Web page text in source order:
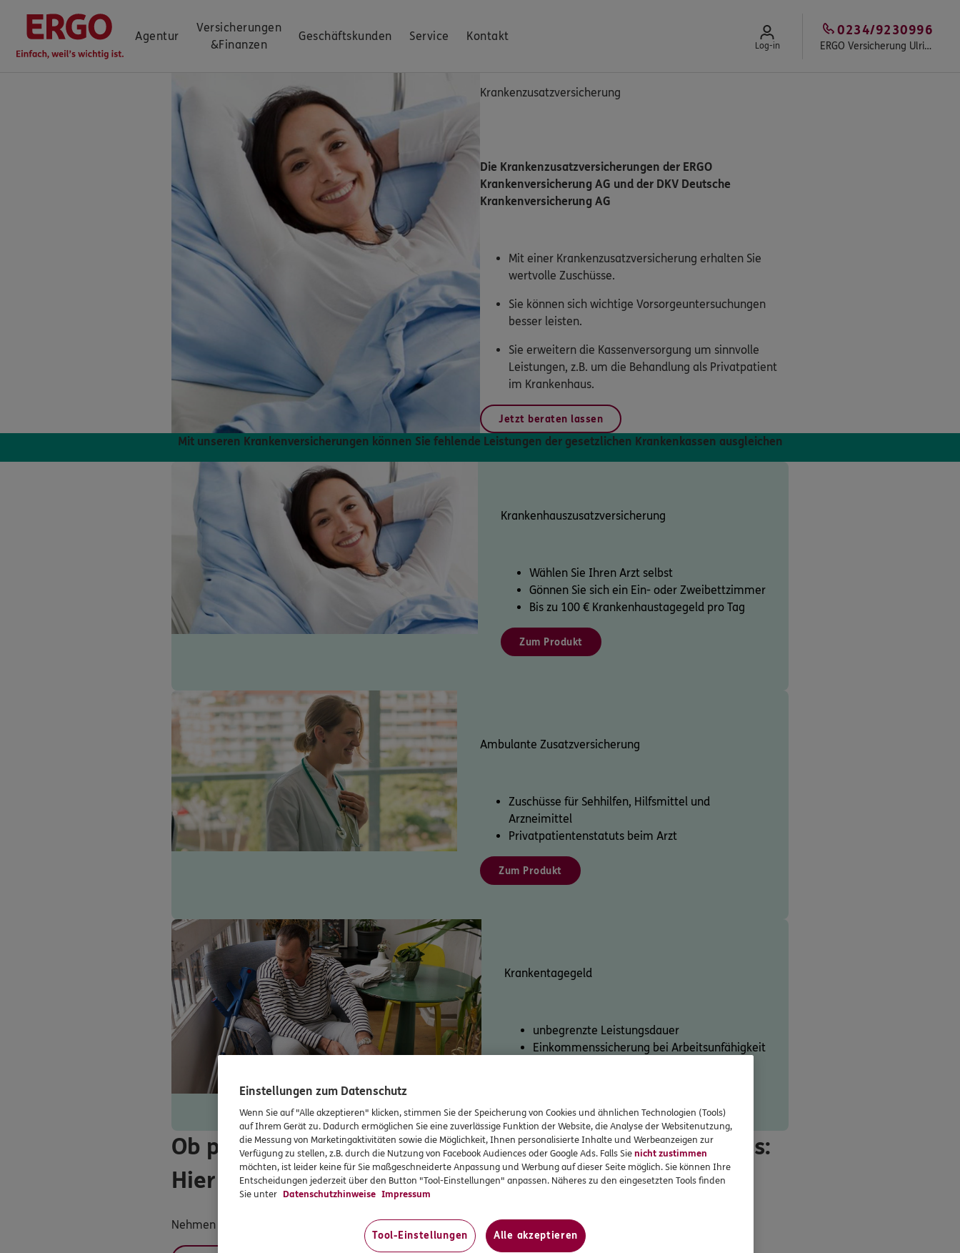
Agentur
Versicherungen
&Finanzen
Geschäftskunden Service Kontakt
Log-in ERGO Versicherung Ulrich Lurz
0234/9230996
Krankenzusatzversicherung
Die Krankenzusatzversicherungen der ERGO
Krankenversicherung AG und der DKV Deutsche
Krankenversicherung AG
Mit einer Krankenzusatzversicherung erhalten Sie
wertvolle Zuschüsse.
Sie können sich wichtige Vorsorgeuntersuchungen
besser leisten.
Sie erweitern die Kassenversorgung um sinnvolle
Leistungen, z.B. um die Behandlung als Privatpatient
im Krankenhaus.
Jetzt beraten lassen
Mit unseren Krankenversicherungen können Sie fehlende Leistungen der gesetzlichen Krankenkassen ausgleichen
Krankenhauszusatz­versicherung
Wählen Sie Ihren Arzt selbst
Gönnen Sie sich ein Ein- oder Zweibettzimmer
Bis zu 100 € Krankenhaustagegeld pro Tag
Zum Produkt
Ambulante Zusatzversicherung
Zuschüsse für Sehhilfen, Hilfsmittel und
Arzneimittel
Privatpatientenstatuts beim Arzt
Zum Produkt
Krankentagegeld
unbegrenzte Leistungsdauer
Einkommenssicherung bei Arbeitsunfähigkeit
Ob persönliche Beratung oder direkter online Abschluss:
Hier finden Sie die Option, die zu Ihnen passt.
Nehmen Sie einfach Kontakt mit uns auf oder schließen Sie direkt ab
Einstellungen zum Datenschutz
Wenn Sie auf "Alle akzeptieren" klicken, stimmen Sie der Speicherung von Cookies und ähnlichen Technologien (Tools)
auf Ihrem Gerät zu. Dadurch ermöglichen Sie eine zuverlässige Funktion der Website, die Analyse der Websitenutzung,
die Messung von Marketingaktivitäten sowie die Möglichkeit, Ihnen personalisierte Inhalte und Werbeanzeigen zur
Verfügung zu stellen, z.B. durch die Nutzung von Facebook Audiences oder Google Ads. Falls Sienicht zustimmen
möchten, ist leider keine für Sie maßgeschneiderte Anpassung und Werbung auf dieser Seite möglich. Sie können Ihre
Entscheidungen jederzeit über den Button "Tool-Einstellungen" anpassen. Näheres zu den eingesetzten Tools finden
Sie unter Datenschutzhinweise Impressum
Tool-Einstellungen Alle akzeptieren